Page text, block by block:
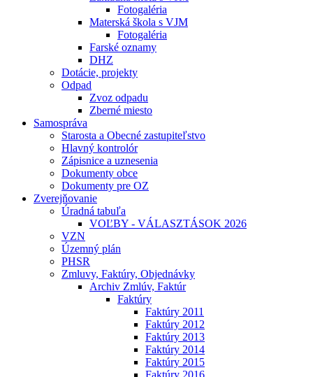
Fotogaléria
Materská škola s VJM
Fotogaléria
Farské oznamy
DHZ
Dotácie, projekty
Odpad
Zvoz odpadu
Zberné miesto
Samospráva
Starosta a Obecné zastupiteľstvo
Hlavný kontrolór
Zápisnice a uznesenia
Dokumenty obce
Dokumenty pre OZ
Zverejňovanie
Úradná tabuľa
VOĽBY - VÁLASZTÁSOK 2026
VZN
Územný plán
PHSR
Zmluvy, Faktúry, Objednávky
Archiv Zmlúv, Faktúr
Faktúry
Faktúry 2011
Faktúry 2012
Faktúry 2013
Faktúry 2014
Faktúry 2015
Faktúry 2016